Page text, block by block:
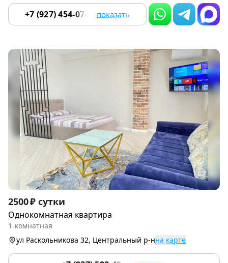
+7 (927) 454-07-51 показать
Item
1
of
6
2500 ₽ сутки
Однокомнатная квартира
1-комнатная
ул Раскольникова 32, Центральный р-нна карте